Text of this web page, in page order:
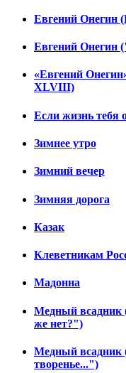
Евгений Онегин
Евгений Онегин
«Евгений
XLVIII)
Если жизнь тебя
Зимнее утро
Зимний вечер
Зимняя дорога
Казак
Клеветникам
Мадонна
Медный всадник
же нет?")
Медный всадник
творенье...")